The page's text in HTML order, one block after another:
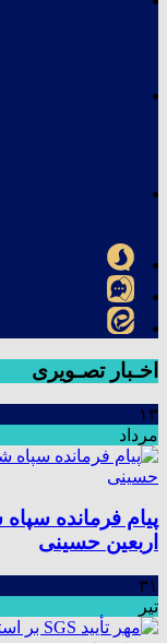
اخـبار تصـویری
۱۳
مرداد
پیام فرمانده
اربعین حسینی
۳۱
تیر